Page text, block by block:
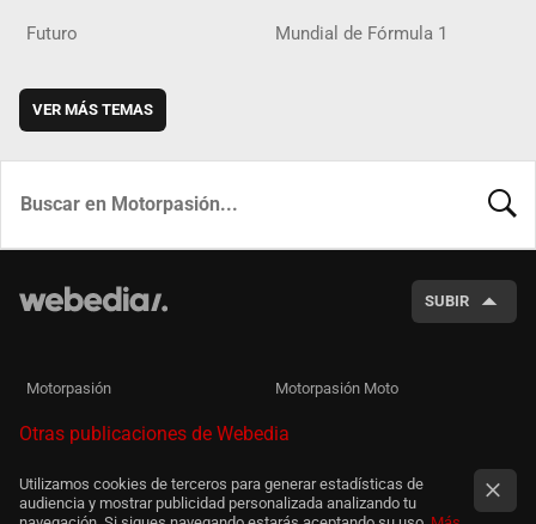
Futuro Mundial de Fórmula 1
VER MÁS TEMAS
SUBIR
Motorpasión Motorpasión Moto
Otras publicaciones de Webedia
Utilizamos cookies de terceros para generar estadísticas de
audiencia y mostrar publicidad personalizada analizando tu